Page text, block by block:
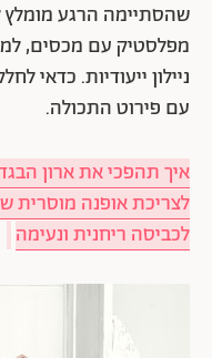
שהסתיימה הרגע מומלץ
מפלסטיק עם מכסים,
ניילון ייעודיות. כדאי
עם פירוט התכולה.
איך תהפכי את ארון
לצריכת אופנה מוסרית
לכביסה ריחנית ונעימה